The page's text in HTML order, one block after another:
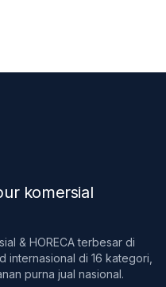
komersial
& HORECA terbesar di
di 16 kategori,
purna jual nasional.